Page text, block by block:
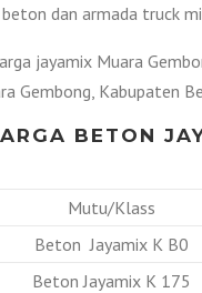
dan armada truck
jayamix Muara
Gembong, Kabupaten
BETON
Mutu/Klass
Beton Jayamix K B0
Beton Jayamix K 175